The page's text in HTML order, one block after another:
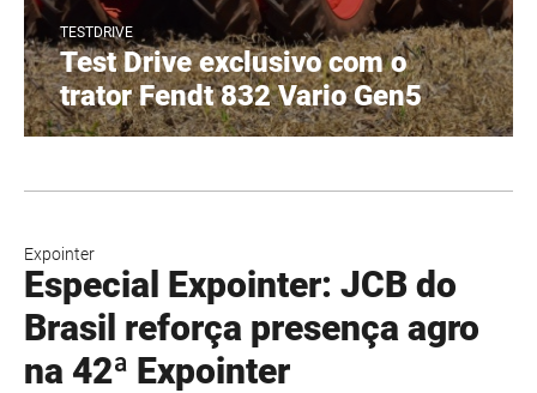
TESTDRIVE
Test Drive exclusivo com o
trator Fendt 832 Vario Gen5
Expointer
Especial Expointer: JCB do
Brasil reforça presença agro
na 42ª Expointer